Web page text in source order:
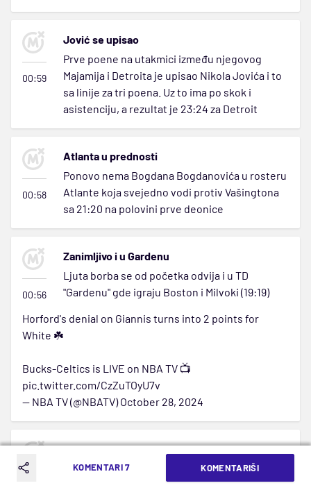
00:59
Jović se upisao
Prve poene na utakmici između njegovog
Majamija i Detroita je upisao Nikola Jovića i to
sa linije za tri poena. Uz to ima po skok i
asistenciju, a rezultat je 23:24 za Detroit
00:58
Atlanta u prednosti
Ponovo nema Bogdana Bogdanovića u rosteru
Atlante koja svejedno vodi protiv Vašingtona
sa 21:20 na polovini prve deonice
00:56
Zanimljivo i u Gardenu
Ljuta borba se od početka odvija i u TD
"Gardenu" gde igraju Boston i Milvoki (19:19)
Horford's denial on Giannis turns into 2 points for
White ☘️
Bucks-Celtics is LIVE on NBA TV 📺
pic.twitter.com/CzZuTOyU7v
— NBA TV (@NBATV)October 28, 2024
Egal u Kanadi
Na polovini prve četvrtine, rezultat je 20:19 za
Denver, a Jokić ima sedam poena
KOMENTARI 7 KOMENTARIŠI